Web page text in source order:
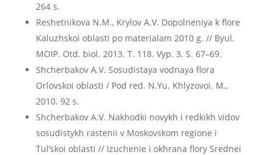
264 s.
Reshetnikova N.M., Krylov A.V. Dopolneniya k flore
Kaluzhskoi oblasti po materialam 2010 g. // Byul.
MOIP. Otd. biol. 2013. T. 118. Vyp. 3. S. 67–69.
Shcherbakov A.V. Sosudistaya vodnaya flora
Orlovskoi oblasti / Pod red. N.Yu. Khlyzovoi. M.,
2010. 92 s.
Shcherbakov A.V. Nakhodki novykh i redkikh vidov
sosudistykh rastenii v Moskovskom regione i
Tul’skoi oblasti // Izuchenie i okhrana flory Srednei